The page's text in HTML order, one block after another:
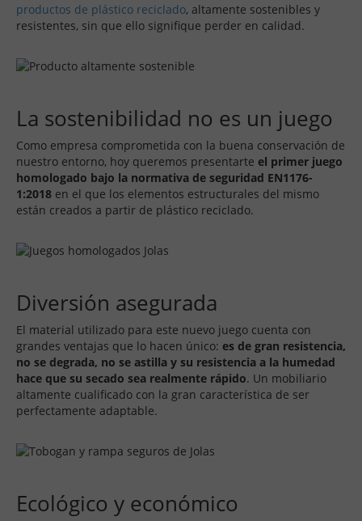
productos de plástico reciclado, altamente sostenibles y
resistentes, sin que ello signifique perder en calidad.
La sostenibilidad no es un juego
Como empresa comprometida con la buena conservación de
nuestro entorno, hoy queremos presentarte el primer juego
homologado bajo la normativa de seguridad EN1176-
1:2018 en el que los elementos estructurales del mismo
están creados a partir de plástico reciclado.
Diversión asegurada
El material utilizado para este nuevo juego cuenta con
grandes ventajas que lo hacen único: es de gran resistencia,
no se degrada, no se astilla y su resistencia a la humedad
hace que su secado sea realmente rápido. Un mobiliario
altamente cualificado con la gran característica de ser
perfectamente adaptable.
Ecológico y económico